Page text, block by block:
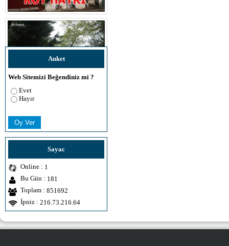
Anket
Web Sitemizi Beğendiniz mi ?
Evet
Hayır
Sayac
Online : 1
Bu Gün : 181
Toplam : 851692
İpniz : 216.73.216.64